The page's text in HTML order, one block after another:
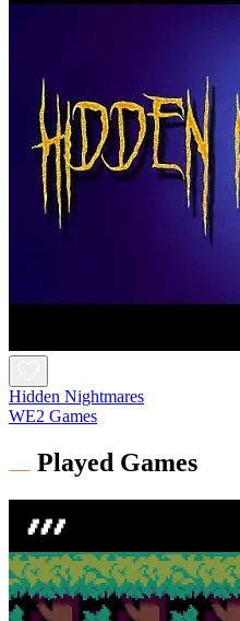
Hidden Nightmares
WE2 Games
Played Games